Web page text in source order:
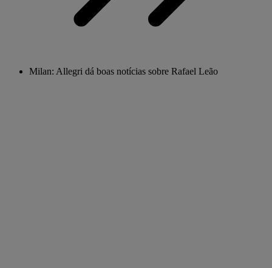
Milan: Allegri dá boas notícias sobre Rafael Leão